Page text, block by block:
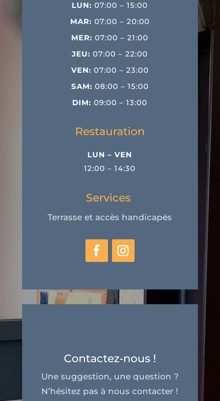
LUN:07:00 – 15:00
MAR: 07:00 – 20:00
MER:07:00 – 21:00
JEU:07:00 – 22:00
VEN: 07:00 – 23:00
SAM: 08:00 – 15:00
DIM:09:00 – 13:00
Restauration
LUN – VEN
12:00 – 14:30
Services
Terrasse et accès handicapés
Contactez-nous !
Une suggestion, une question ?
N’hésitez pas à nous contacter !